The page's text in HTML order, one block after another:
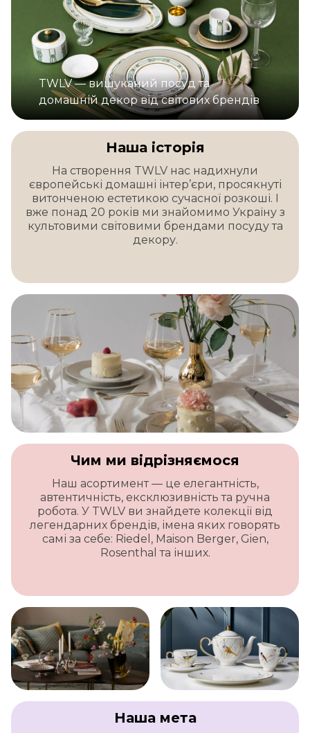
TWLV — вишуканий посуд та
домашній декор від світових брендів
Наша історія
На створення TWLV нас надихнули
європейські домашні інтер’єри, просякнуті
витонченою естетикою сучасної розкоші. І
вже понад 20 років ми знайомимо Україну з
культовими світовими брендами посуду та
декору.
Чим ми відрізняємося
Наш асортимент — це елегантність,
автентичність, ексклюзивність та ручна
робота. У TWLV ви знайдете колекції від
легендарних брендів, імена яких говорять
самі за себе: Riedel, Maison Berger, Gien,
Rosenthal та інших.
Наша мета